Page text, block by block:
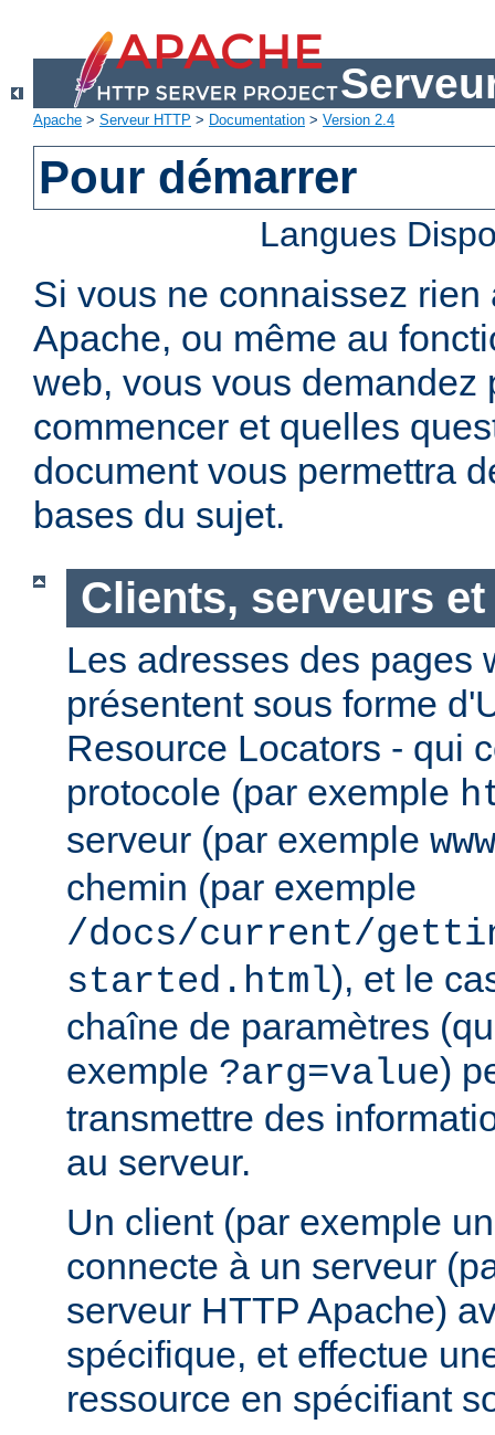
Apache > Serveur HTTP > Documentation > Version 2.4
Pour démarrer
Langues
Si vous ne connaissez rien
Apache, ou même au
web, vous vous demandez
commencer et quelles
document vous permettra
bases du sujet.
Clients, serveurs et
Les adresses des pages
présentent sous forme
Resource Locators - qui
protocole (par exemple
serveur (par exemple
chemin (par exemple
/docs/current/
started.html), et le
chaîne de paramètres
exemple ?arg=value)
transmettre des
au serveur.
Un client (par exemple
connecte à un serveur
serveur HTTP Apache)
spécifique, et effectue
ressource en spécifiant